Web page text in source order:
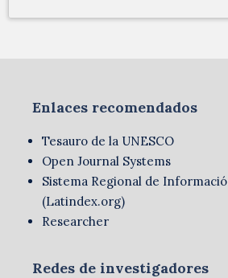
Enlaces recomendados
Tesauro de la UNESCO
Open Journal Systems
Sistema Regional de
(Latindex.org)
Researcher
Redes de investigadores